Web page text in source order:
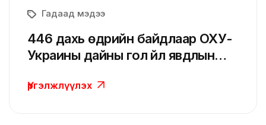
Гадаад мэдээ
446 дахь өдрийн байдлаар ОХУ-
Украины дайны гол үйл явдлын
Үргэлжлүүлэх